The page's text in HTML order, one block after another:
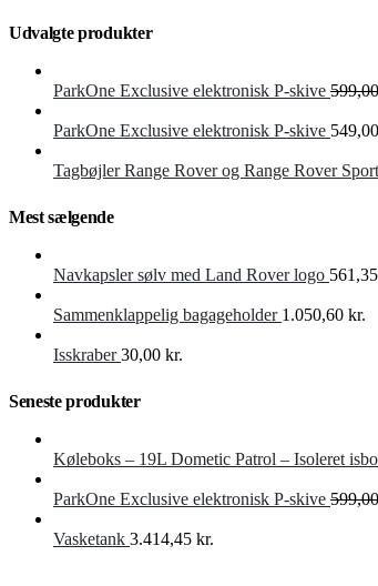
Udvalgte produkter
ParkOne Exclusive elektronisk P-skive
ParkOne Exclusive elektronisk P-skive 549,00
Tagbøjler Range Rover og Range Rover Sport
Mest sælgende
Navkapsler sølv med Land Rover logo 561,35
Sammenklappelig bagageholder 1.050,60 kr.
Isskraber 30,00 kr.
Seneste produkter
Køleboks – 19L Dometic Patrol – Isoleret
ParkOne Exclusive elektronisk P-skive
Vasketank 3.414,45 kr.